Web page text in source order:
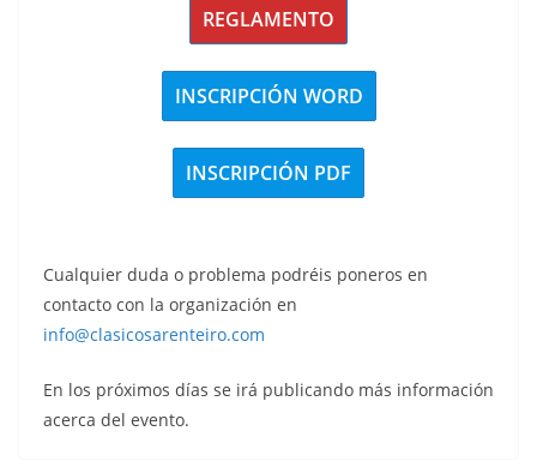
REGLAMENTO
INSCRIPCIÓN WORD
INSCRIPCIÓN PDF
Cualquier duda o problema podréis poneros en
contacto con la organización en
info@clasicosarenteiro.com
En los próximos días se irá publicando más información
acerca del evento.